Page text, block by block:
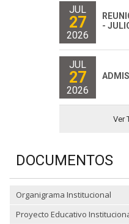
JUL
27
2026
-
JUL
27
2026
Ver
DOCUMENTOS
Organigrama Institucional
Proyecto Educativo